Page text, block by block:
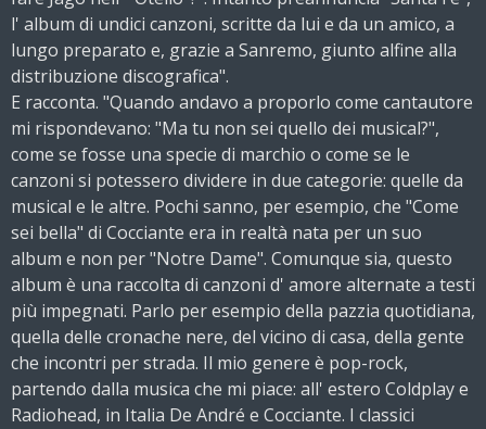
l' album di undici canzoni, scritte da lui e da un amico, a
lungo preparato e, grazie a Sanremo, giunto alfine alla
distribuzione discografica".
E racconta. "Quando andavo a proporlo come cantautore
mi rispondevano: "Ma tu non sei quello dei musical?",
come se fosse una specie di marchio o come se le
canzoni si potessero dividere in due categorie: quelle da
musical e le altre. Pochi sanno, per esempio, che "Come
sei bella" di Cocciante era in realtà nata per un suo
album e non per "Notre Dame". Comunque sia, questo
album è una raccolta di canzoni d' amore alternate a testi
più impegnati. Parlo per esempio della pazzia quotidiana,
quella delle cronache nere, del vicino di casa, della gente
che incontri per strada. Il mio genere è pop-rock,
partendo dalla musica che mi piace: all' estero Coldplay e
Radiohead, in Italia De André e Cocciante. I classici